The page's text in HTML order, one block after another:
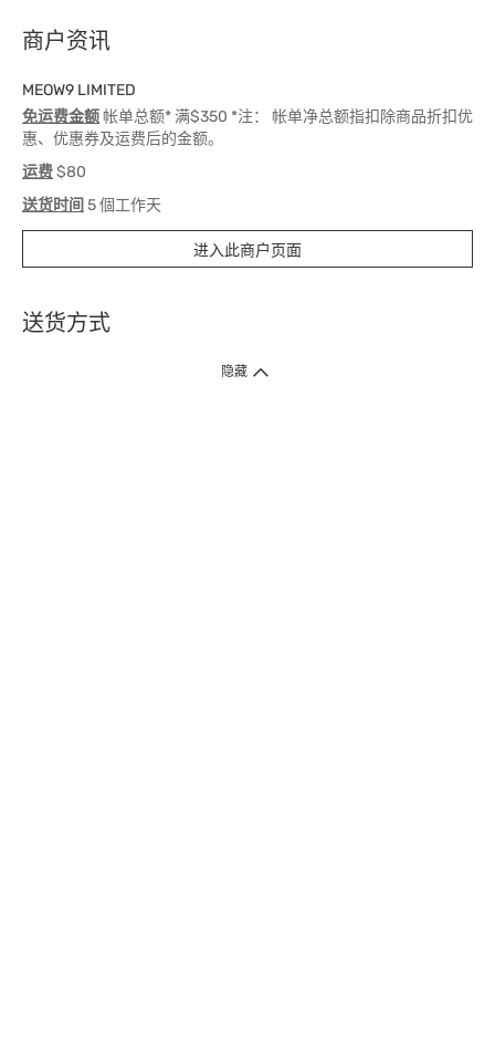
商户资讯
MEOW9 LIMITED
免运费金额帐单总额* 满$350 *注： 帐单净总额指扣除商品折扣优
惠、优惠券及运费后的金额。
运费$80
送货时间 5 個工作天
进入此商户页面
送货方式
1. 送货到府（受卫生署条例规管产品除外 ）
隐藏